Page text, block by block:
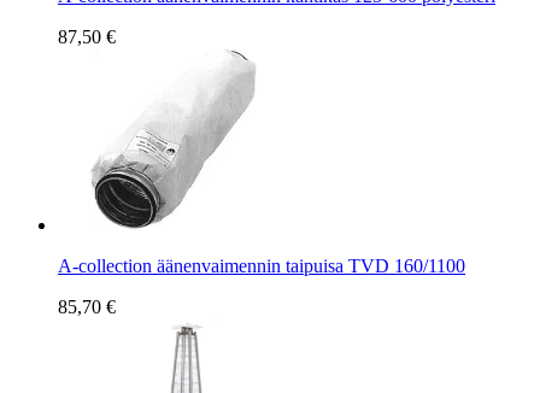
87,50 €
A-collection äänenvaimennin taipuisa TVD 160/1100
85,70 €